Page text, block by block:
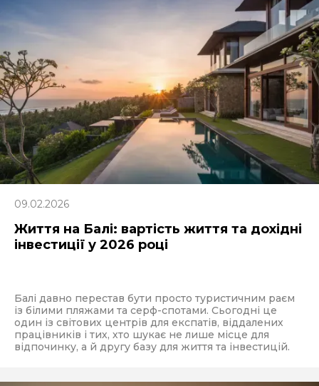
09.02.2026
Життя на Балі: вартість життя та дохідні
інвестиції у 2026 році
Балі давно перестав бути просто туристичним раєм
із білими пляжами та серф-спотами. Сьогодні це
один із світових центрів для експатів, віддалених
працівників і тих, хто шукає не лише місце для
відпочинку, а й другу базу для життя та інвестицій.